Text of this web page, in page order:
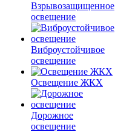
Взрывозащищенное
освещение
Виброустойчивое
освещение
Освещение ЖКХ
Дорожное
освещение